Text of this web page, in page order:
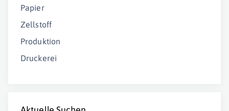
Papier
Zellstoff
Produktion
Druckerei